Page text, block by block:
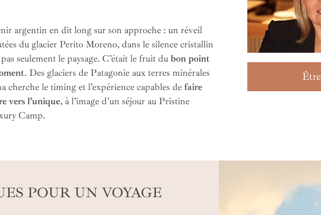
argentin en dit long sur son approche : un réveil
du glacier Perito Moreno, dans le silence cristallin
seulement le paysage. C’était le fruit du bon point
. Des glaciers de Patagonie aux terres minérales
cherche le timing et l’expérience capables de faire
vers l’unique, à l’image d'un séjour au Pristine
Camp.
POUR UN VOYAGE